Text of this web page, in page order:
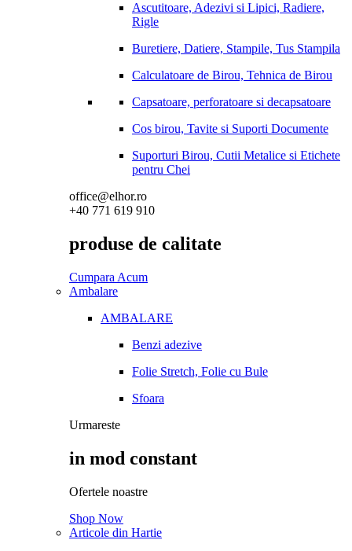
Ascutitoare, Adezivi si Lipici, Radiere,
Rigle
Buretiere, Datiere, Stampile, Tus Stampila
Calculatoare de Birou, Tehnica de Birou
Capsatoare, perforatoare si decapsatoare
Cos birou, Tavite si Suporti Documente
Suporturi Birou, Cutii Metalice si Etichete
pentru Chei
office@elhor.ro
+40 771 619 910
produse de calitate
Cumpara Acum
Ambalare
AMBALARE
Benzi adezive
Folie Stretch, Folie cu Bule
Sfoara
Urmareste
in mod constant
Ofertele noastre
Shop Now
Articole din Hartie